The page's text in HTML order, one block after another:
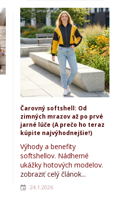
Čarovný softshell: Od
zimných mrazov až po prvé
jarné lúče (A prečo ho teraz
kúpite najvýhodnejšie!)
Výhody a benefity
softshellov. Nádherné
ukážky hotových modelov.
zobraziť celý článok...
24.1.2026